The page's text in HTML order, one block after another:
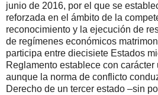
junio de 2016, por el que se
reforzada en el ámbito de la
reconocimiento y la ejecución de
de regímenes económicos
participa entre diecisiete Estados
Reglamento establece con carácter
aunque la norma de conflicto
Derecho de un tercer estado –sin